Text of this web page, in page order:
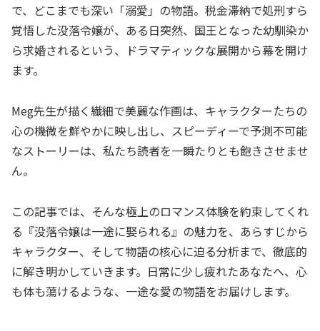
で、どこまでも深い「溺愛」の物語。税金滞納で処刑すら
覚悟した没落令嬢が、ある日突然、国王となった幼馴染か
ら求婚されるという、ドラマティックな展開から幕を開け
ます。
Meg先生が描く繊細で美麗な作画は、キャラクターたちの
心の機微を鮮やかに映し出し、スピーディーで予測不可能
なストーリーは、私たち読者を一瞬たりとも飽きさせませ
ん。
この記事では、そんな極上のロマンス体験を約束してくれ
る『没落令嬢は一途に娶られる』の魅力を、あらすじから
キャラクター、そして物語の核心に迫る分析まで、徹底的
に解き明かしていきます。日常に少し疲れたあなたへ、心
も体も蕩けるような、一途な愛の物語をお届けします。